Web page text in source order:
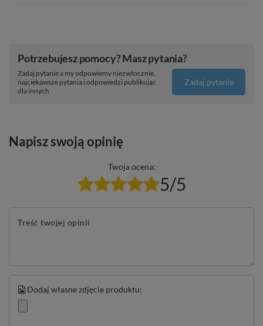
Potrzebujesz pomocy? Masz pytania?
Zadaj pytanie a my odpowiemy niezwłocznie,
najciekawsze pytania i odpowiedzi publikując
dla innych.
Zadaj pytanie
Napisz swoją opinię
Twoja ocena:
5/5
Treść twojej opinii
Dodaj własne zdjęcie produktu: